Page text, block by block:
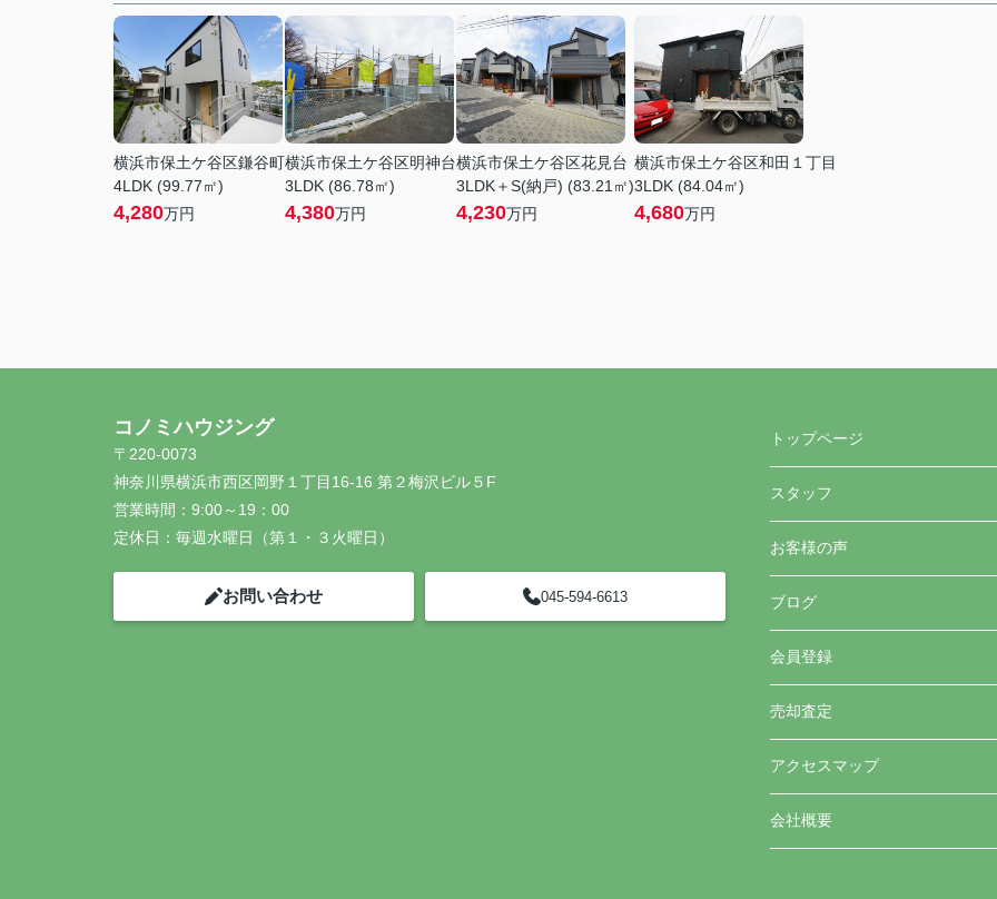
横浜市保土ケ谷区鎌谷町
4LDK (99.77㎡)
4,280万円
横浜市保土ケ谷区明神台
3LDK (86.78㎡)
4,380万円
横浜市保土ケ谷区花見台
3LDK＋S(納戸) (83.21㎡)
4,230万円
横浜市保土ケ谷区和田１丁目
3LDK (84.04㎡)
4,680万円
コノミハウジング
〒220-0073
神奈川県横浜市西区岡野１丁目16-16 第２梅沢ビル５F
営業時間： 9:00～19：00
定休日： 毎週水曜日（第１・３火曜日）
お問い合わせ 045-594-6613
トップページ
スタッフ
お客様の声
ブログ
会員登録
売却査定
アクセスマップ
会社概要